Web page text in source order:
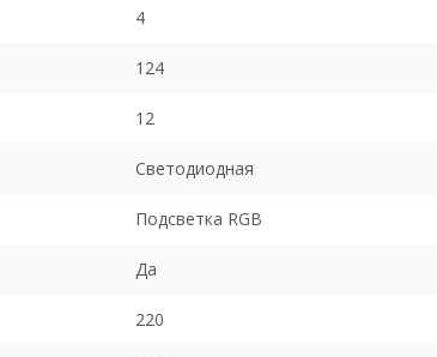
4
124
12
Светодиодная
Подсветка RGB
Да
220